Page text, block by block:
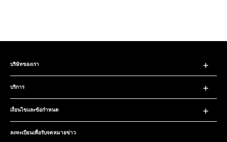
5
R
E
฿
1
3
9
฿
3
บริษัทของเรา
บริการ
เงื่อนไขและข้อกำหนด
ลงทะเบียนเพื่อรับจดหมายข่าว